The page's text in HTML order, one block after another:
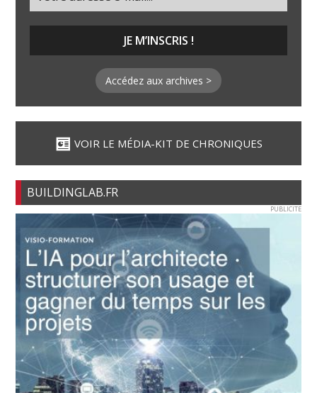
Accédez aux archives >
VOIR LE MÉDIA-KIT DE CHRONIQUES
BUILDINGLAB.FR
PUBLICITE